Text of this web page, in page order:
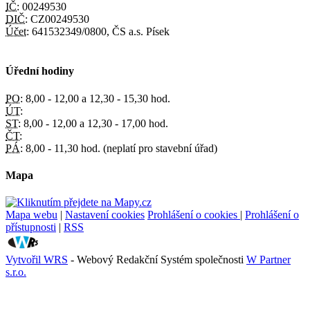
IČ: 00249530
DIČ: CZ00249530
Účet: 641532349/0800, ČS a.s. Písek
Úřední hodiny
PO: 8,00 - 12,00 a 12,30 - 15,30 hod.
ÚT:
ST: 8,00 - 12,00 a 12,30 - 17,00 hod.
ČT:
PÁ: 8,00 - 11,30 hod. (neplatí pro stavební úřad)
Mapa
Mapa webu | Nastavení cookies Prohlášení o cookies | Prohlášení o
přístupnosti | RSS
Vytvořil WRS - Webový Redakční Systém společnosti W Partner
s.r.o.